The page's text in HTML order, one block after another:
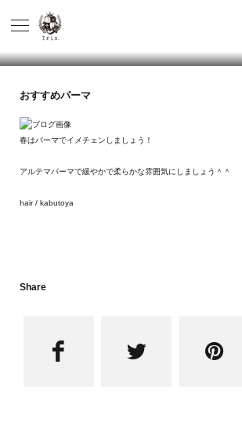
おすすめパーマ
春はパーマでイメチェンしましょう！
アルテマパーマで緩やかで柔らかな雰囲気にしましょう＾＾
hair / kabutoya
Share
  